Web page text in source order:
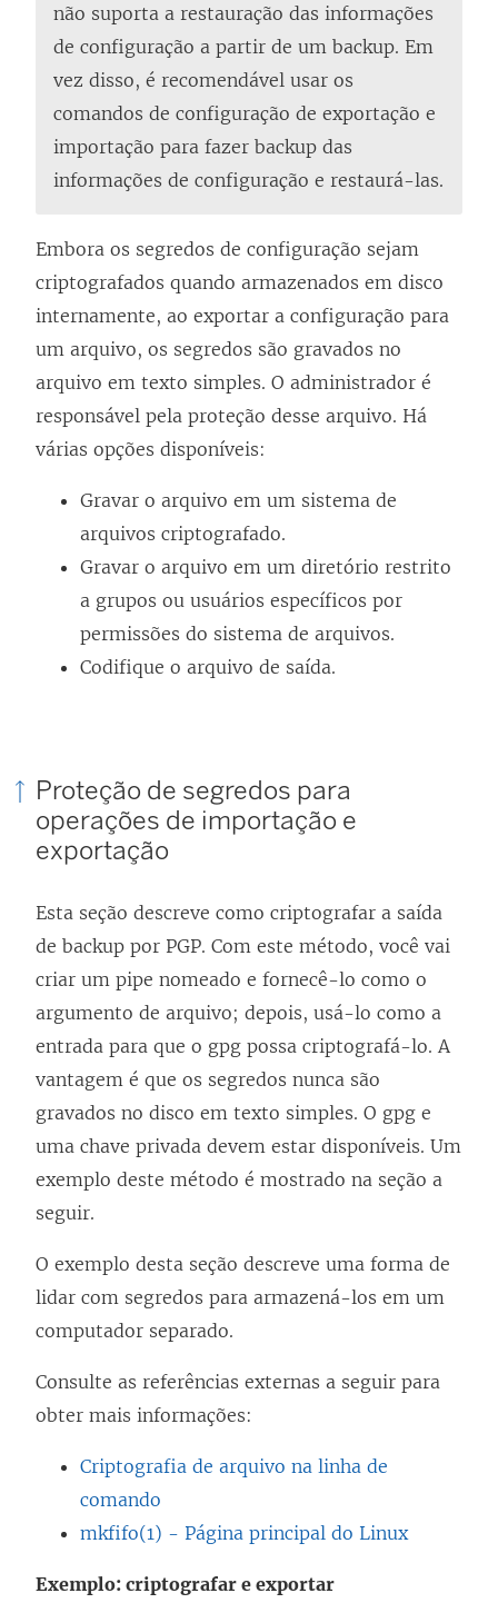
não suporta a restauração das informações
de configuração a partir de um backup. Em
vez disso, é recomendável usar os
comandos de configuração de exportação e
importação para fazer backup das
informações de configuração e restaurá-las.
Embora os segredos de configuração sejam
criptografados quando armazenados em disco
internamente, ao exportar a configuração para
um arquivo, os segredos são gravados no
arquivo em texto simples. O administrador é
responsável pela proteção desse arquivo. Há
várias opções disponíveis:
Gravar o arquivo em um sistema de
arquivos criptografado.
Gravar o arquivo em um diretório restrito
a grupos ou usuários específicos por
permissões do sistema de arquivos.
Codifique o arquivo de saída.
Proteção de segredos para
operações de importação e
exportação
Esta seção descreve como criptografar a saída
de backup por PGP. Com este método, você vai
criar um pipe nomeado e fornecê-lo como o
argumento de arquivo; depois, usá-lo como a
entrada para que o gpg possa criptografá-lo. A
vantagem é que os segredos nunca são
gravados no disco em texto simples. O gpg e
uma chave privada devem estar disponíveis. Um
exemplo deste método é mostrado na seção a
seguir.
O exemplo desta seção descreve uma forma de
lidar com segredos para armazená-los em um
computador separado.
Consulte as referências externas a seguir para
obter mais informações:
Criptografia de arquivo na linha de
comando
mkfifo(1) - Página principal do Linux
Exemplo: criptografar e exportar